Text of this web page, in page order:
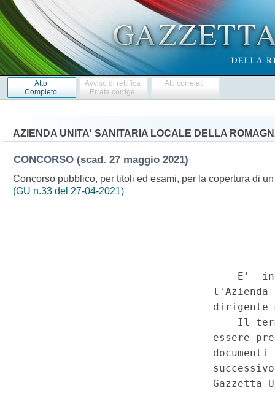
Atto
Completo
Avviso di rettifica
Errata corrige
Atti correlati
AZIENDA UNITA' SANITARIA LOCALE DELLA
CONCORSO (scad. 27 maggio 2021)
Concorso pubblico, per titoli ed esami, per la copertura di
(GU n.33 del 27-04-2021)